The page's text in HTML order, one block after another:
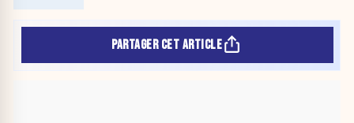
PARTAGER CET ARTICLE